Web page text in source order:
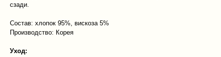
сзади.
Состав: хлопок 95%, вискоза 5%
Производство: Корея
Уход: